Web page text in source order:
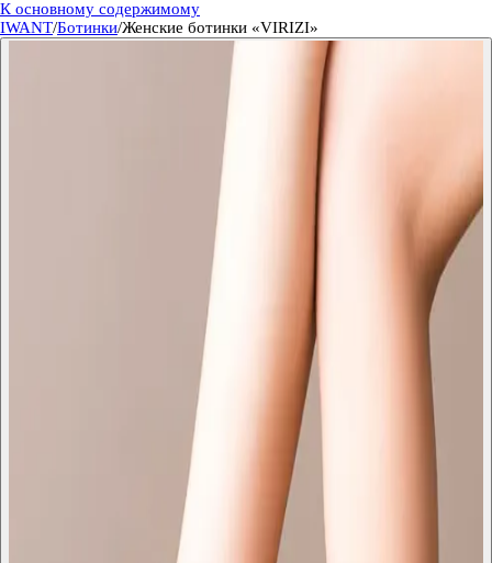
К основному содержимому
IWANT/Ботинки/Женские ботинки «VIRIZI»